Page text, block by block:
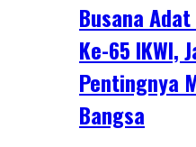
Busana
Ke-65 IKWI,
Pentingnya
Bangsa